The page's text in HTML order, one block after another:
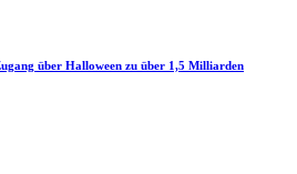
über Halloween zu über 1,5 Milliarden